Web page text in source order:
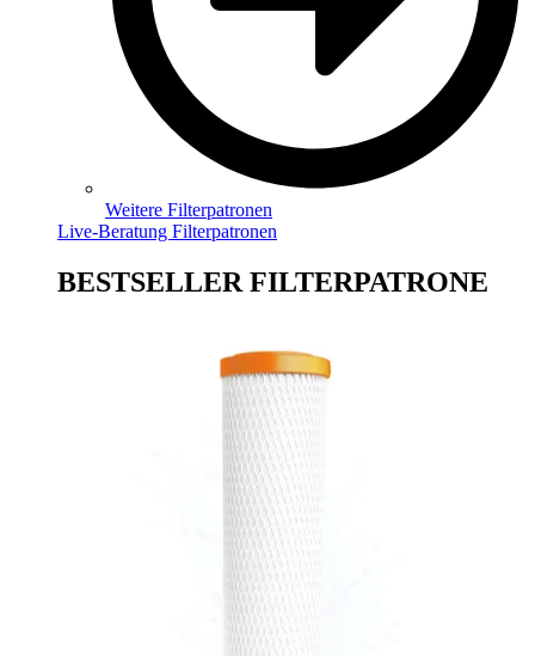
Weitere Filterpatronen
Live-Beratung Filterpatronen
BESTSELLER FILTERPATRONE